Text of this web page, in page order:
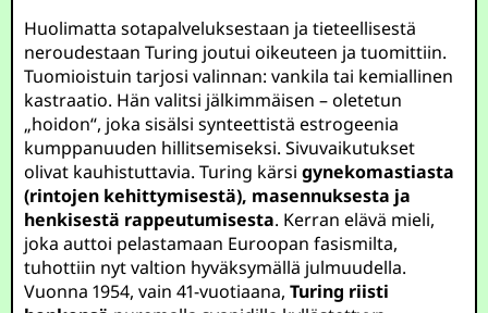
Huolimatta sotapalveluksestaan ja tieteellisestä
neroudestaan Turing joutui oikeuteen ja tuomittiin.
Tuomioistuin tarjosi valinnan: vankila tai kemiallinen
kastraatio. Hän valitsi jälkimmäisen – oletetun
„hoidon“, joka sisälsi synteettistä estrogeenia
kumppanuuden hillitsemiseksi. Sivuvaikutukset
olivat kauhistuttavia. Turing kärsigynekomastiasta
(rintojen kehittymisestä), masennuksesta ja
henkisestä rappeutumisesta. Kerran elävä mieli,
joka auttoi pelastamaan Euroopan fasismilta,
tuhottiin nyt valtion hyväksymällä julmuudella.
Vuonna 1954, vain 41-vuotiaana,Turing riisti